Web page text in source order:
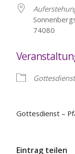
74080
Gottesdienst –
Eintrag teilen